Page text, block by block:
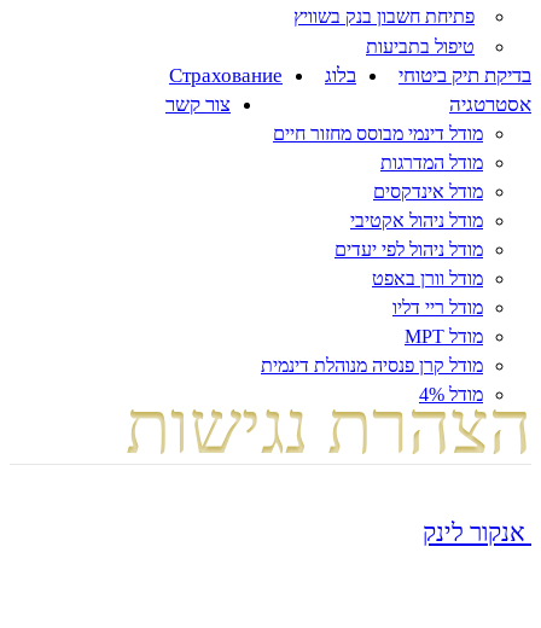
פתיחת חשבון בנק בשוויץ
טיפול בתביעות
בדיקת תיק ביטוחי בלוג
Страхование
אסטרטגיה
מודל דינמי מבוסס מחזור חיים
מודל המדרגות
מודל אינדקסים
מודל ניהול אקטיבי
מודל ניהול לפי יעדים
מודל וורן באפט
מודל ריי דליו
מודל MPT
מודל קרן פנסיה מנוהלת דינמית
מודל 4%
צור קשר
הצהרת נגישות
אנקור לינק